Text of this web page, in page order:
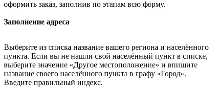
оформить заказ, заполнив по этапам всю форму.
Заполнение адреса
Выберите из списка название вашего региона и населённого
пункта. Если вы не нашли свой населённый пункт в списке,
выберите значение «Другое местоположение» и впишите
название своего населённого пункта в графу «Город».
Введите правильный индекс.